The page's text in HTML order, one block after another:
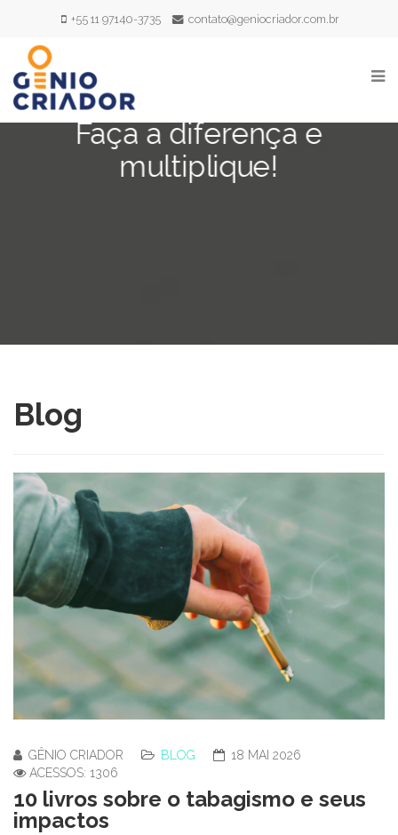
+55 11 97140-3735 contato@geniocriador.com.br
Faça a diferença e
multiplique!
Blog
GÊNIO CRIADOR BLOG
18 MAI 2026
ACESSOS: 1306
10 livros sobre o tabagismo e seus
impactos